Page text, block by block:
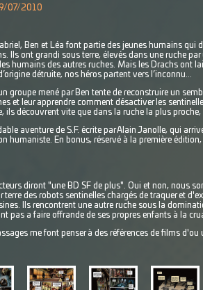
07/2010
Ben et Léa font partie des jeunes humains
Ils ont grandi sous terre, élevés dans une ruche
humains des autres ruches. Mais les Drachs ont
détruite, nos héros partent vers l’inconnu...
groupe mené par Ben tente de reconstruire un
et leur apprendre comment désactiver les
ils découvrent vite que dans la ruche la plus
aventure de S.F. écrite par Alain Janolle, qui
humaniste. En bonus, réservé à la première édition,
diront "une BD SF de plus". Oui et non, nous
terre des robots sentinelles chargés de traquer et
Ils rencontrent une autre ruche sous la
pas a faire offrande de ses propres enfants à la
me font penser à des références de films